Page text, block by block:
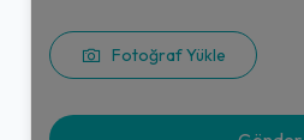
Fotoğraf Yükle